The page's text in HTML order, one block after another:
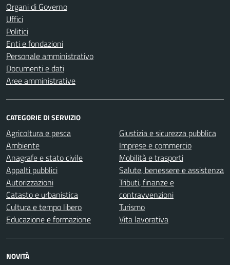
Organi di Governo
Uffici
Politici
Enti e fondazioni
Personale amministrativo
Documenti e dati
Aree amministrative
CATEGORIE DI SERVIZIO
Agricoltura e pesca
Ambiente
Anagrafe e stato civile
Appalti pubblici
Autorizzazioni
Catasto e urbanistica
Cultura e tempo libero
Educazione e formazione
Giustizia e sicurezza pubblica
Imprese e commercio
Mobilità e trasporti
Salute, benessere e assistenza
Tributi, finanze e
contravvenzioni
Turismo
Vita lavorativa
NOVITÀ